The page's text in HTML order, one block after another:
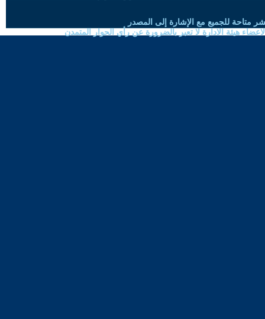
متاحة للجميع مع الإشارة إلى المصدر
هيئة الادارة لا تعبر بالضرورة عن رأي الحوار المتمدن